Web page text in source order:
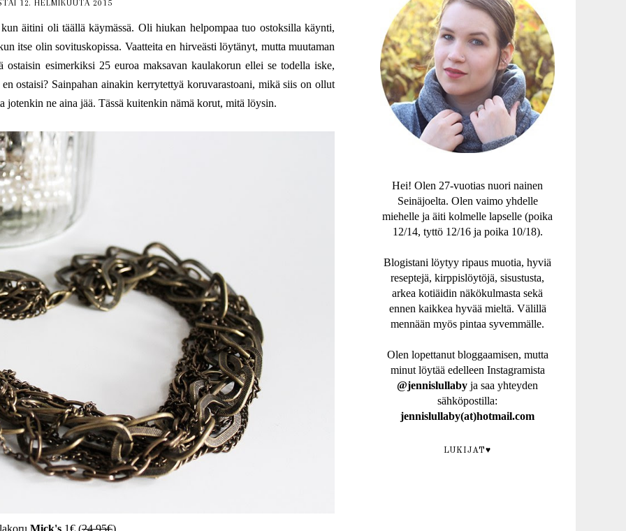
12. HELMIKUUTA 2015
äitini oli täällä käymässä. Oli hiukan helpompaa tuo ostoksilla käynti,
itse olin sovituskopissa. Vaatteita en hirveästi löytänyt, mutta muutaman
esimerkiksi 25 euroa maksavan kaulakorun ellei se todella iske,
ostaisi? Sainpahan ainakin kerrytettyä koruvarastoani, mikä siis on ollut
ne aina jää. Tässä kuitenkin nämä korut, mitä löysin.
Mick's 1€ (24,95€)
Hei! Olen 27-vuotias nuori nainen
Seinäjoelta. Olen vaimo yhdelle
miehelle ja äiti kolmelle lapselle (poika
12/14, tyttö 12/16 ja poika 10/18).
Blogistani löytyy ripaus muotia, hyviä
reseptejä, kirppislöytöjä, sisustusta,
arkea kotiäidin näkökulmasta sekä
ennen kaikkea hyvää mieltä. Välillä
mennään myös pintaa syvemmälle.
Olen lopettanut bloggaamisen, mutta
minut löytää edelleen Instagramista
@jennislullaby ja saa yhteyden
sähköpostilla:
jennislullaby(at)hotmail.com
LUKIJAT♥